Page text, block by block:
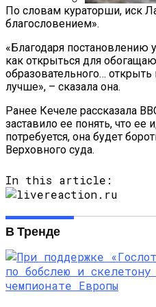
Обзор Beelink
По словам кураторши, иск
благословением».
«Благодаря постановлению
как открыться для
образовательного…
лучше», – сказала она.
Ранее Кечеле рассказала
заставило ее понять, что ее
потребуется, она будет
Верховного суда.
In this article:
В Тренде